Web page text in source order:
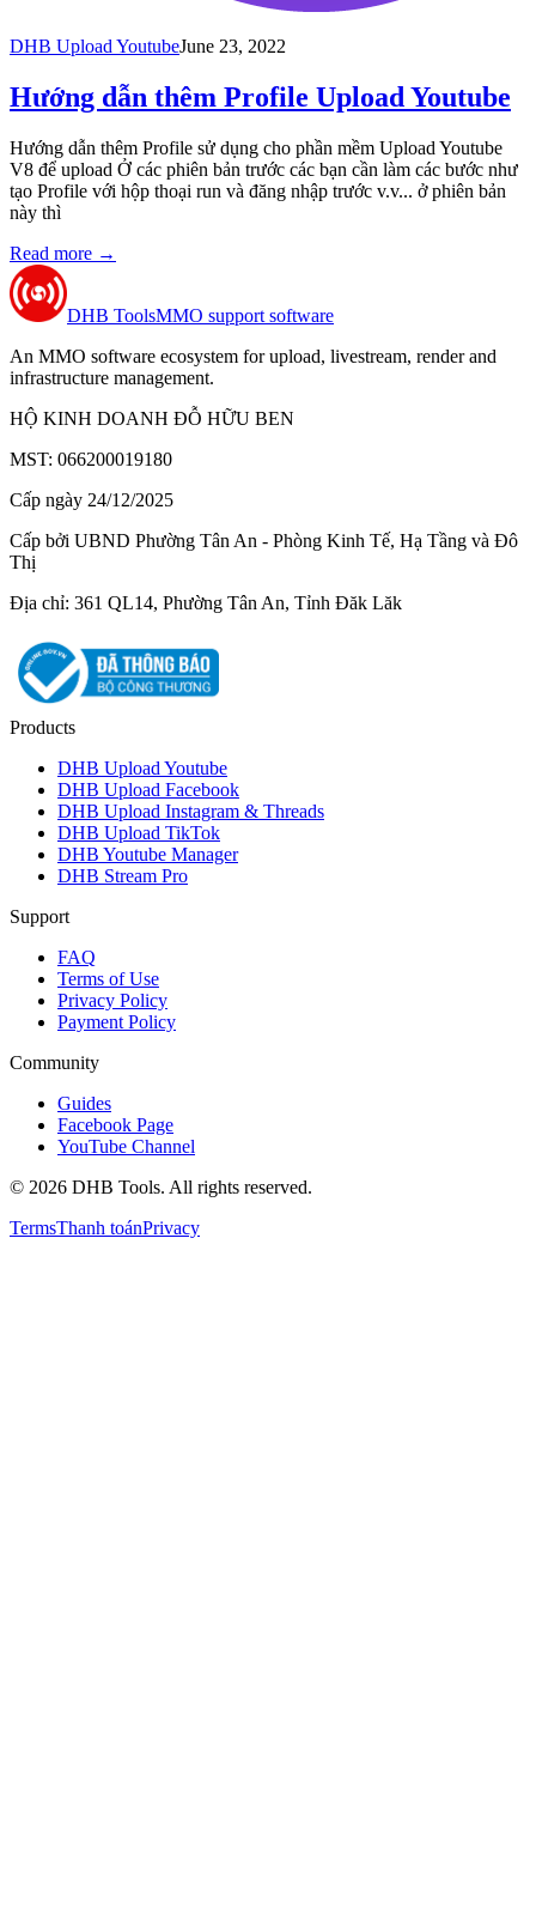
DHB Upload YoutubeJune 23, 2022
Hướng dẫn thêm Profile Upload Youtube
Hướng dẫn thêm Profile sử dụng cho phần mềm Upload Youtube
V8 để upload Ở các phiên bản trước các bạn cần làm các bước như
tạo Profile với hộp thoại run và đăng nhập trước v.v... ở phiên bản
này thì
Read more →
DHB ToolsMMO support software
An MMO software ecosystem for upload, livestream, render and
infrastructure management.
HỘ KINH DOANH ĐỖ HỮU BEN
MST: 066200019180
Cấp ngày 24/12/2025
Cấp bởi UBND Phường Tân An - Phòng Kinh Tế, Hạ Tầng và Đô
Thị
Địa chỉ: 361 QL14, Phường Tân An, Tỉnh Đăk Lăk
Products
DHB Upload Youtube
DHB Upload Facebook
DHB Upload Instagram & Threads
DHB Upload TikTok
DHB Youtube Manager
DHB Stream Pro
Support
FAQ
Terms of Use
Privacy Policy
Payment Policy
Community
Guides
Facebook Page
YouTube Channel
© 2026 DHB Tools. All rights reserved.
TermsThanh toánPrivacy